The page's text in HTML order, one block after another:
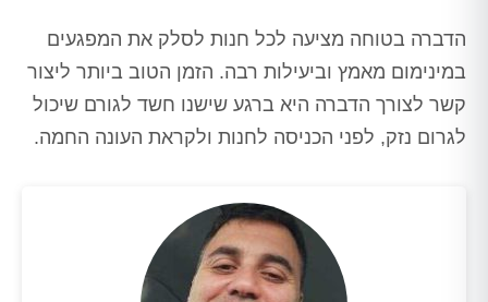
הדברה בטוחה מציעה לכל חנות לסלק את המפגעים
במינימום מאמץ וביעילות רבה. הזמן הטוב ביותר ליצור
קשר לצורך הדברה היא ברגע שישנו חשד לגורם שיכול
לגרום נזק, לפני הכניסה לחנות ולקראת העונה החמה.